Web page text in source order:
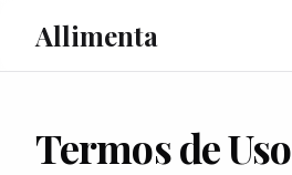
Allimenta
Termos de Uso